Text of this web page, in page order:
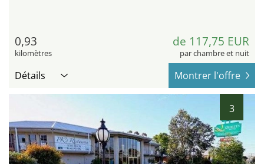
0,93
kilomètres
de 117,75 EUR
par chambre et nuit
Détails Montrer l'offre
3